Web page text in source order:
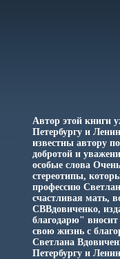
Автор этой книги
Петербургу и
известны автору
добротой и
особые слова
стереотипы,
профессию
счастливая мать,
СВВдовиченко,
благодарю"
свою жизнь с
Светлана
Петербургу и